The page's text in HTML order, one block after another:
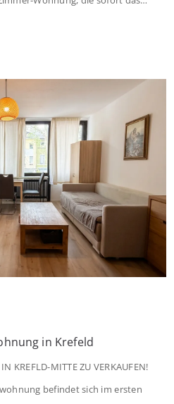
ins satte Grün der Bäume – […]
in Krefeld
KREFLD-MITTE ZU VERKAUFEN!
befindet sich im ersten